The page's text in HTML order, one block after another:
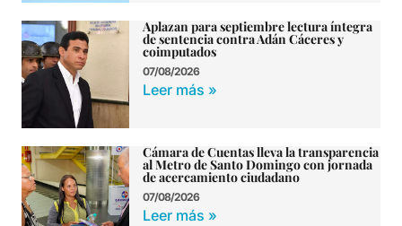
Aplazan para septiembre lectura íntegra
de sentencia contra Adán Cáceres y
coimputados
07/08/2026
Leer más »
Cámara de Cuentas lleva la transparencia
al Metro de Santo Domingo con jornada
de acercamiento ciudadano
07/08/2026
Leer más »